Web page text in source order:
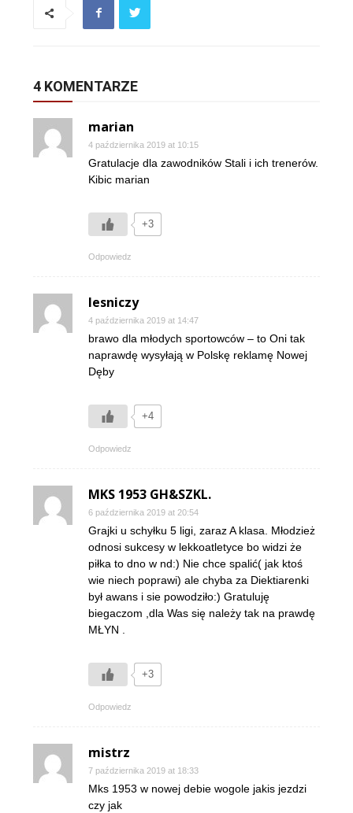
4 KOMENTARZE
marian
4 października 2019 at 10:15
Gratulacje dla zawodników Stali i ich trenerów.
Kibic marian
+3
Odpowiedz
lesniczy
4 października 2019 at 14:47
brawo dla młodych sportowców – to Oni tak
naprawdę wysyłają w Polskę reklamę Nowej
Dęby
+4
Odpowiedz
MKS 1953 GH&SZKL.
6 października 2019 at 20:54
Grajki u schyłku 5 ligi, zaraz A klasa. Młodzież
odnosi sukcesy w lekkoatletyce bo widzi że
piłka to dno w nd:) Nie chce spalić( jak ktoś
wie niech poprawi) ale chyba za Diektiarenki
był awans i sie powodziło:) Gratuluję
biegaczom ,dla Was się należy tak na prawdę
MŁYN .
+3
Odpowiedz
mistrz
7 października 2019 at 18:33
Mks 1953 w nowej debie wogole jakis jezdzi
czy jak